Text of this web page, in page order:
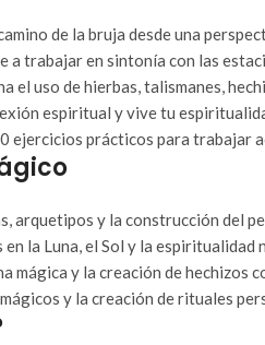
de la bruja desde una
a trabajar en sintonía con las
el uso de hierbas, talismanes,
espiritual y vive tu
ejercicios prácticos para trabajar
arquetipos y la construcción del
la Luna, el Sol y la espiritualidad
mágica y la creación de hechizos
y la creación de rituales